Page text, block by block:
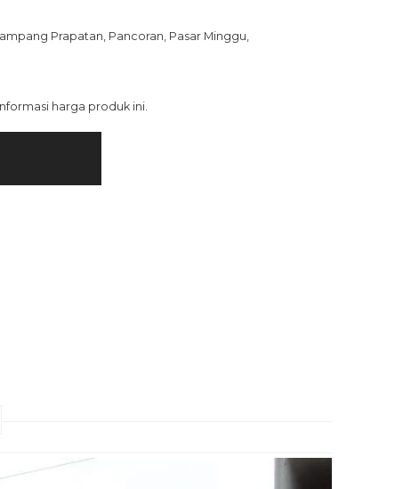
Prapatan, Pancoran, Pasar Minggu,
harga produk ini.